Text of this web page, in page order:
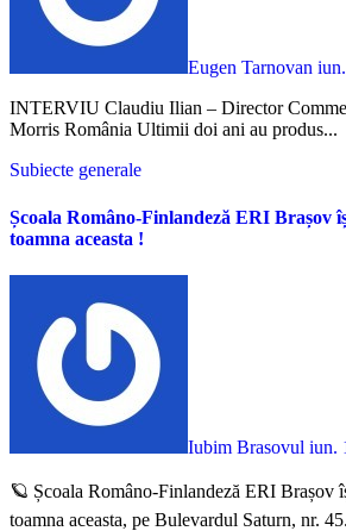
Eugen Tarnovan
INTERVIU Claudiu Ilian – Director Commercial Operations, Philip
Morris România Ultimii doi ani au produs...
Subiecte generale
Școala Româno-Finlandeză ERI Brașov
toamna aceasta !
Iubim Brasovul iun.
🪐 Școala Româno-Finlandeză ERI Brașov își deschide porțile
toamna aceasta, pe Bulevardul Saturn, nr.